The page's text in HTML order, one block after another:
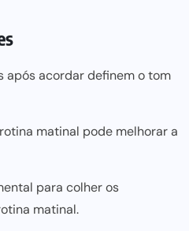
após acordar definem o tom
matinal pode melhorar a
para colher os
matinal.